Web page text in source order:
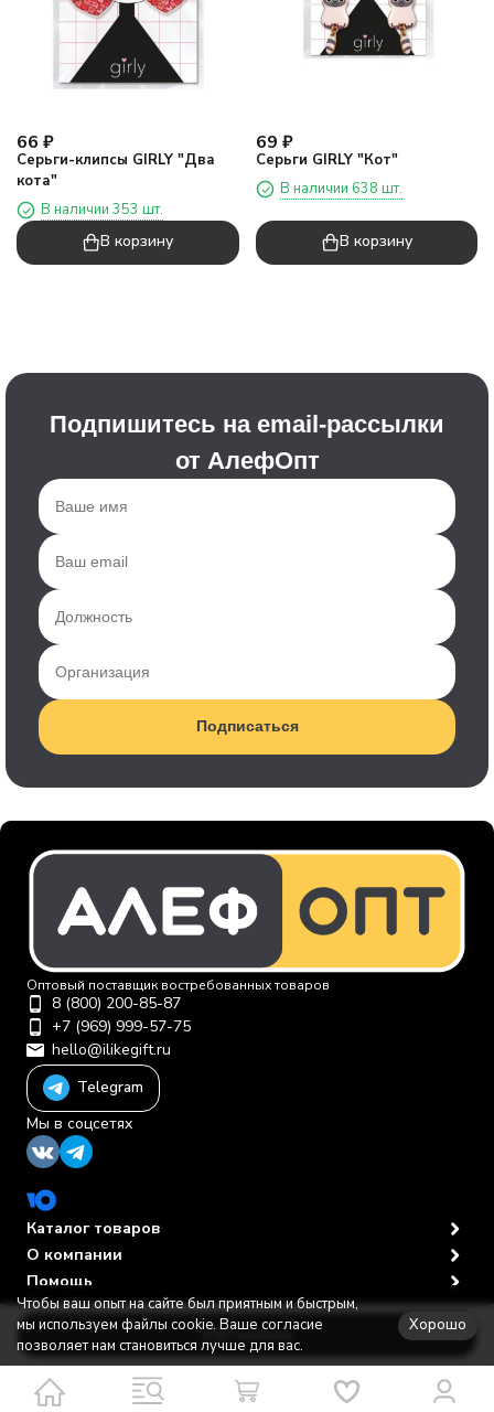
В корзину
66 ₽
Серьги-клипсы GIRLY "Два
кота"
В наличии 353 шт.
В корзину
69 ₽
Серьги GIRLY "Кот"
В наличии 638 шт.
В корзину
Подпишитесь на email-рассылки
от АлефОпт
Подписаться
Оптовый поставщик востребованных товаров
8 (800) 200-85-87
+7 (969) 999-57-75
hello@ilikegift.ru
Telegram
Мы в соцсетях
Каталог товаров
О компании
Помощь
Политика персональных данных
© 2012-2026 ООО "Первая торговая компания"
Чтобы ваш опыт на сайте был приятным и быстрым,
мы используем файлы cookie. Ваше согласие
позволяет нам становиться лучше для вас.
Хорошо